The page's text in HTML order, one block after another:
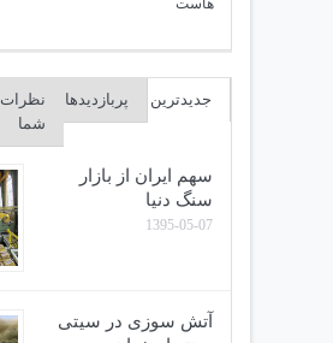
جدیدترین پربازدیدها
نظرات
شما
سهم ایران از بازار
سنگ دنیا
1395-05-07
آتش سوزی در سیتی